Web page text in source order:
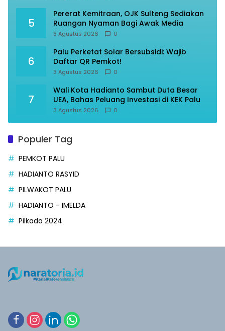
5
Pererat Kemitraan, OJK Sulteng Sediakan
Ruangan Nyaman Bagi Awak Media
3 Agustus 2026 0
6
Palu Perketat Solar Bersubsidi: Wajib
Daftar QR Pemkot!
3 Agustus 2026 0
7
Wali Kota Hadianto Sambut Duta Besar
UEA, Bahas Peluang Investasi di KEK Palu
3 Agustus 2026 0
Populer Tag
PEMKOT PALU
HADIANTO RASYID
PILWAKOT PALU
HADIANTO - IMELDA
Pilkada 2024